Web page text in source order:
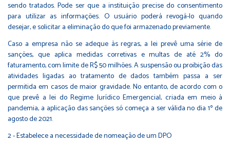
sendo tratados. Pode ser que a instituição precise do consentimento
para utilizar as informações. O usuário poderá revogá-lo quando
desejar, e solicitar a eliminação do que foi armazenado previamente.
Caso a empresa não se adeque às regras, a lei prevê uma série de
sanções, que aplica medidas corretivas e multas de até 2% do
faturamento, com limite de R$ 50 milhões. A suspensão ou proibição das
atividades ligadas ao tratamento de dados também passa a ser
permitida em casos de maior gravidade. No entanto, de acordo com o
que prevê a lei do Regime Jurídico Emergencial, criada em meio à
pandemia, a aplicação das sanções só começa a ser válida no dia 1º de
agosto de 2021.
2 - Estabelece a necessidade de nomeação de um DPO